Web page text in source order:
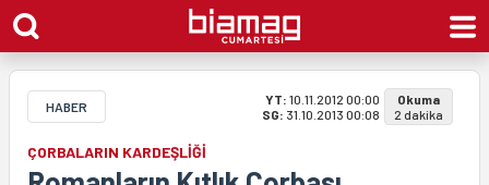
HABER YT: 10.11.2012 00:00
SG: 31.10.2013 00:08
Okuma
2 dakika
ÇORBALARIN KARDEŞLİĞİ